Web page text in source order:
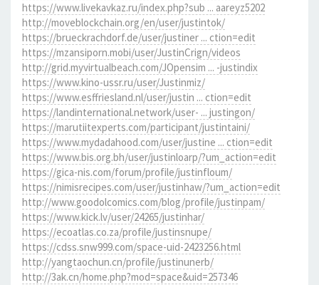
https://www.livekavkaz.ru/index.php?sub ... aareyz5202
http://moveblockchain.org/en/user/justintok/
https://brueckrachdorf.de/user/justiner ... ction=edit
https://mzansiporn.mobi/user/JustinCrign/videos
http://grid.myvirtualbeach.com/JOpensim ... -justindix
https://www.kino-ussr.ru/user/Justinmiz/
https://www.esffriesland.nl/user/justin ... ction=edit
https://landinternational.network/user- ... justingon/
https://marutiitexperts.com/participant/justintaini/
https://www.mydadahood.com/user/justine ... ction=edit
https://www.bis.org.bh/user/justinloarp/?um_action=edit
https://gica-nis.com/forum/profile/justinfloum/
https://nimisrecipes.com/user/justinhaw/?um_action=edit
http://www.goodolcomics.com/blog/profile/justinpam/
https://www.kick.lv/user/24265/justinhar/
https://ecoatlas.co.za/profile/justinsnupe/
https://cdss.snw999.com/space-uid-2423256.html
http://yangtaochun.cn/profile/justinunerb/
http://3ak.cn/home.php?mod=space&uid=257346